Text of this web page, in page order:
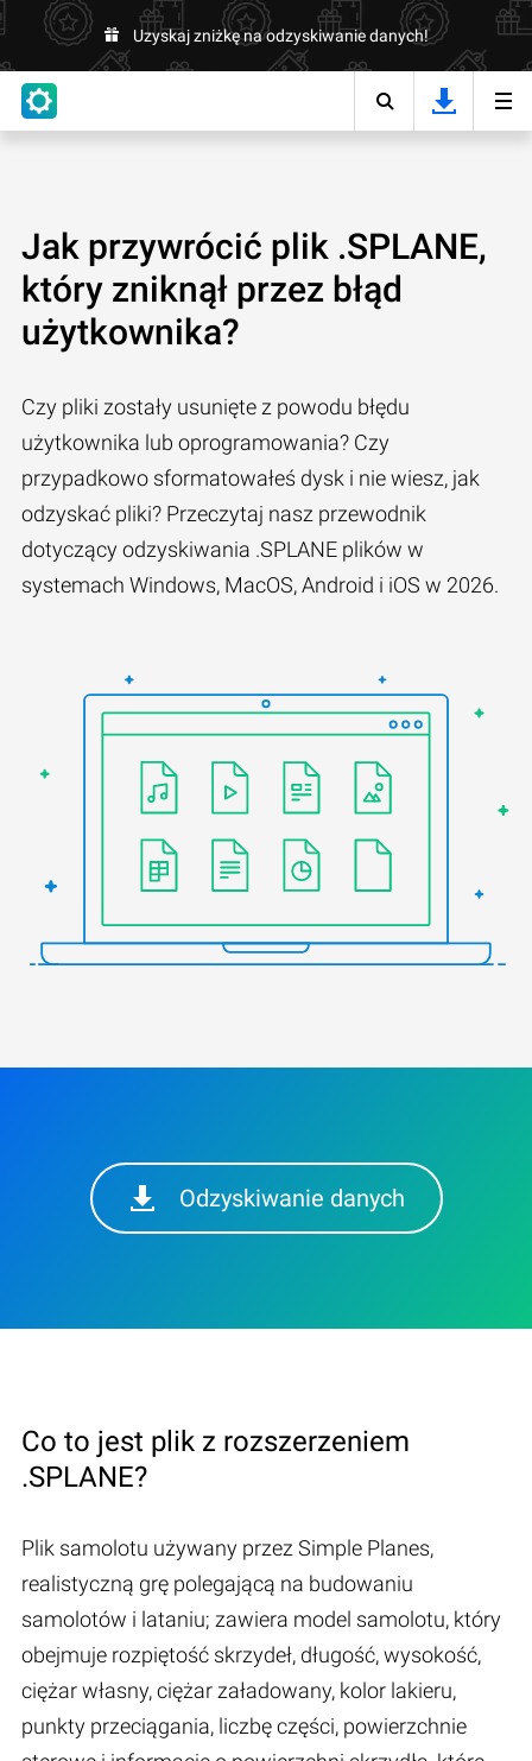
Uzyskaj zniżkę na odzyskiwanie danych!
Jak przywrócić plik .SPLANE,
który zniknął przez błąd
użytkownika?
Czy pliki zostały usunięte z powodu błędu
użytkownika lub oprogramowania? Czy
przypadkowo sformatowałeś dysk i nie wiesz, jak
odzyskać pliki? Przeczytaj nasz przewodnik
dotyczący odzyskiwania .SPLANE plików w
systemach Windows, MacOS, Android i iOS w 2026.
Odzyskiwanie danych
Co to jest plik z rozszerzeniem
.SPLANE?
Plik samolotu używany przez Simple Planes,
realistyczną grę polegającą na budowaniu
samolotów i lataniu; zawiera model samolotu, który
obejmuje rozpiętość skrzydeł, długość, wysokość,
ciężar własny, ciężar załadowany, kolor lakieru,
punkty przeciągania, liczbę części, powierzchnie